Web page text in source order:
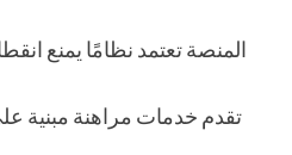
المنصة تعتمد نظامًا يمنع
تقدم خدمات مراهنة مبنية